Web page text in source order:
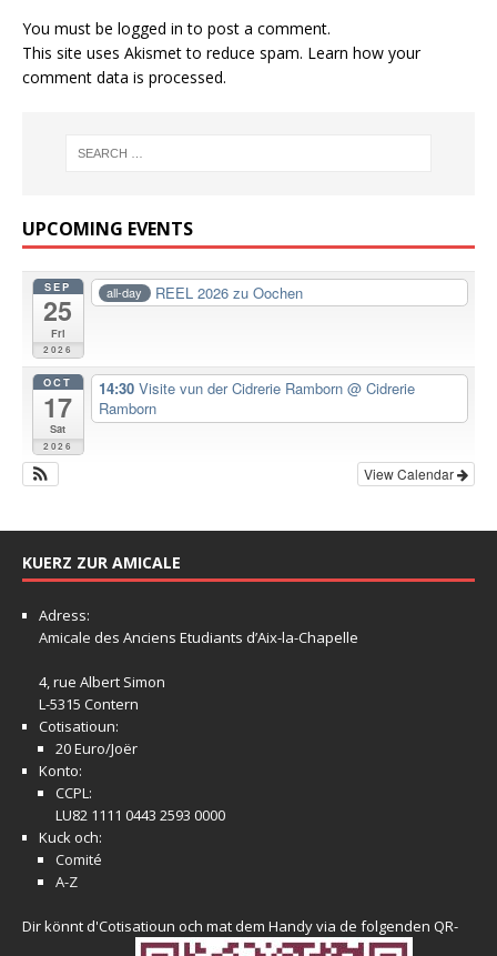
You must be logged in to post a comment.
This site uses Akismet to reduce spam. Learn how your
comment data is processed.
UPCOMING EVENTS
SEP
25
Fri
2026
all-day REEL 2026 zu Oochen
OCT
17
Sat
2026
14:30 Visite vun der Cidrerie Ramborn @ Cidrerie
Ramborn
View Calendar
KUERZ ZUR AMICALE
Adress:
Amicale des Anciens Etudiants d’Aix-la-Chapelle
4, rue Albert Simon
L-5315 Contern
Cotisatioun:
20 Euro/Joër
Konto:
CCPL:
LU82 1111 0443 2593 0000
Kuck och:
Comité
A-Z
Dir könnt d'Cotisatioun och mat dem Handy via de folgenden QR-